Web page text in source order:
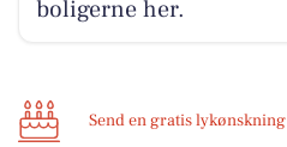
boligerne her.
Send en gratis lykønskning